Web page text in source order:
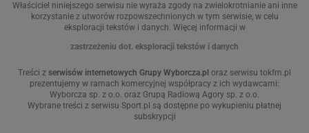
Właściciel niniejszego serwisu nie wyraża zgody na zwielokrotnianie ani inne
korzystanie z utworów rozpowszechnionych w tym serwisie, w celu
eksploracji tekstów i danych. Więcej informacji w
zastrzeżeniu dot. eksploracji tekstów i danych
Treści z serwisów internetowych Grupy Wyborcza.pl oraz serwisu tokfm.pl
prezentujemy w ramach komercyjnej współpracy z ich wydawcami:
Wyborcza sp. z o.o. oraz Grupą Radiową Agory sp. z o.o.
Wybrane treści z serwisu Sport.pl są dostępne po wykupieniu płatnej
subskrypcji